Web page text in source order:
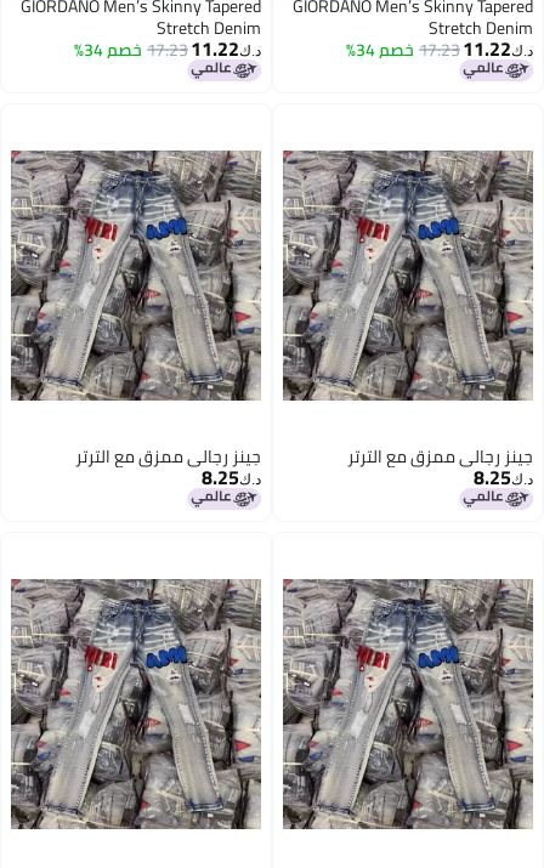
GIORDANO Men’s Skinny Tapered
Stretch Denim
د.ك‏11.22
17.23خصم 34%
GIORDANO Men’s Skinny Tapered
Stretch Denim
د.ك‏11.22
17.23خصم 34%
جينز رجالي ممزق مع الترتر
د.ك‏8.25
جينز رجالي ممزق مع الترتر
د.ك‏8.25